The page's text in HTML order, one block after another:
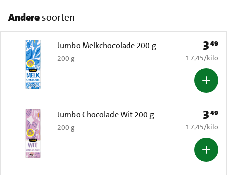
Anderesoorten
Jumbo Melkchocolade 200 g
200 g
Prijs:
349
€ 17,45 per
17,45/kilo
Jumbo Chocolade Wit 200 g
200 g
Prijs:
349
€ 17,45 per
17,45/kilo